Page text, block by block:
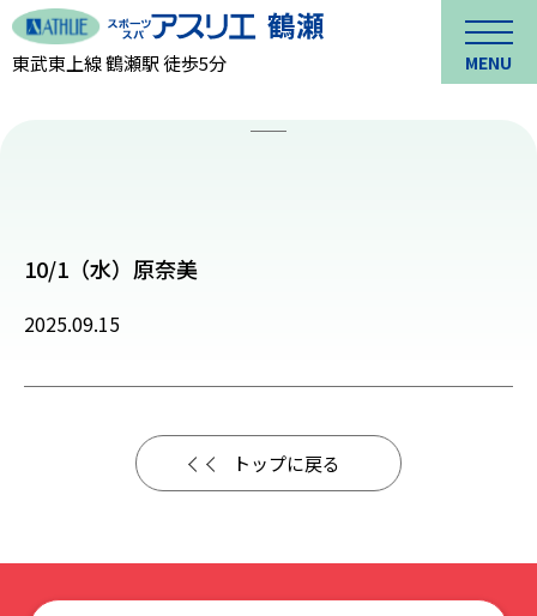
東武東上線 鶴瀬駅 徒歩5分 MENU
10/1（水）原奈美
2025.09.15
トップに戻る